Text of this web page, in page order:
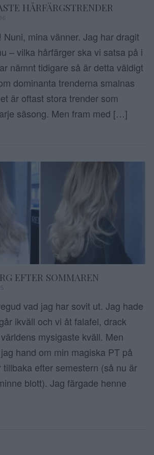
HÅRFÄRGSTRENDER
Nuni, mina vänner. Jag har dragit
– vilka hårfärger ska vi satsa på i
nämnt tidigare så är detta väldigt
dominanta trenderna smalnas
är oftast stora trender som
säsong. Men fram med […]
EFTER SOMMAREN
vad jag har sovit ut. Jag hade
ikväll och vi åt falafel, drack
mysigaste kväll. Men
hand om min magiska PT på
tillbaka efter semestern (så nu är
blott). Jag färgade henne